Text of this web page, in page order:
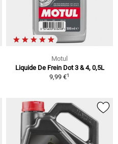
Motul
Liquide De Frein Dot 3 & 4, 0,5L
9,99 €1